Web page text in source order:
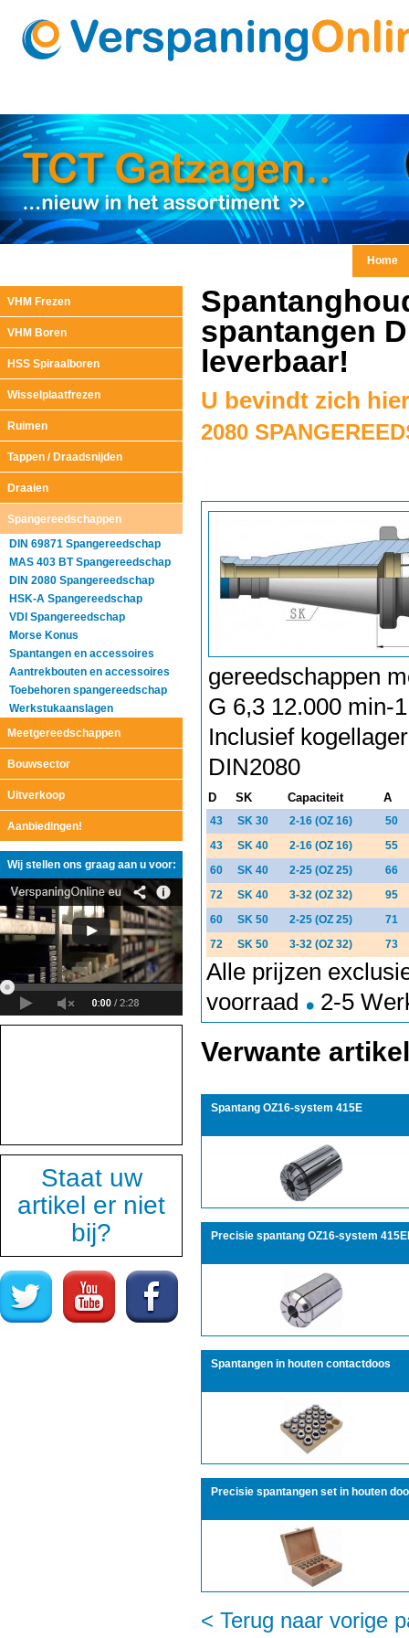
Home
VHM Frezen
VHM Boren
HSS Spiraalboren
Wisselplaatfrezen
Ruimen
Tappen / Draadsnijden
Draaien
Spangereedschappen
DIN 69871 Spangereedschap
MAS 403 BT Spangereedschap
DIN 2080 Spangereedschap
HSK-A Spangereedschap
VDI Spangereedschap
Morse Konus
Spantangen en accessoires
Aantrekbouten en accessoires
Toebehoren spangereedschap
Werkstukaanslagen
Meetgereedschappen
Bouwsector
Uitverkoop
Aanbiedingen!
Wij stellen ons graag aan u voor:
Staat uw
artikel er niet
bij?
spantangen
leverbaar!
U bevindt zich
2080
gereedschappen
G 6,3 12.000 min-
Inclusief
DIN2080
D SK Capaciteit A
43 SK 30 2-16 (OZ 16)
50
43
SK 40 2-16 (OZ 16)
55
60
SK 40 2-25 (OZ 25)
66
72
SK 40 3-32 (OZ 32)
95
60
SK 50 2-25 (OZ 25)
71
72
SK 50 3-32 (OZ 32) 73
Alle prijzen
voorraad
2-5
Verwante
Spantang OZ16-system 415E
Precisie spantang OZ16-system
Spantangen in houten contactdoos
Precisie spantangen set in houten
< Terug naar vorige